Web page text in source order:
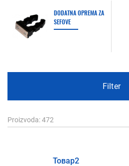
DODATNA OPREMA ZA
SEFOVE
Filter
Proizvoda: 472
Товар2